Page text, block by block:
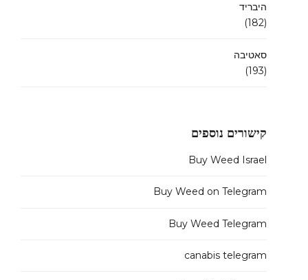
היבריד
(182)
סאטיבה
(193)
קישורים נוספים
Buy Weed Israel
Buy Weed on Telegram
Buy Weed Telegram
canabis telegram